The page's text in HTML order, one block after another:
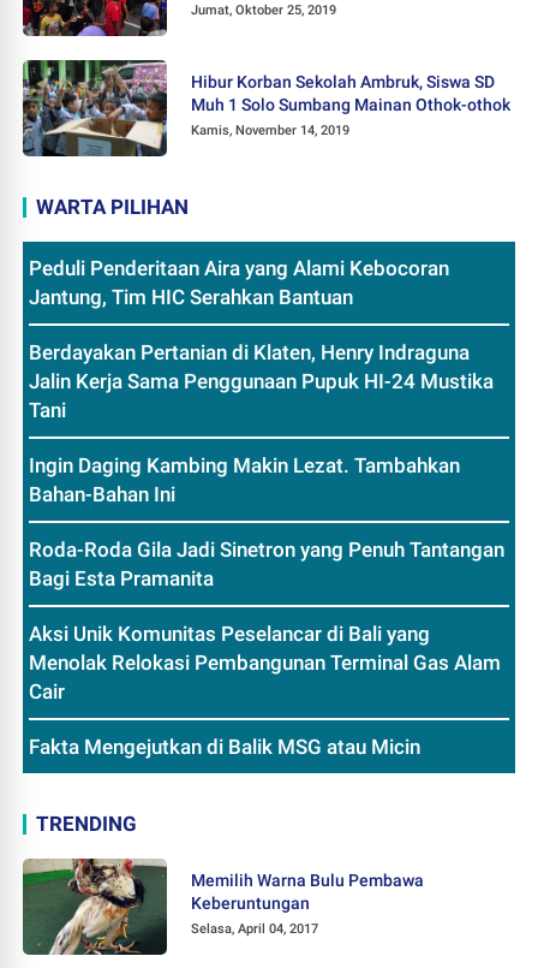
Jumat, Oktober 25, 2019
Hibur Korban Sekolah Ambruk, Siswa SD
Muh 1 Solo Sumbang Mainan Othok-othok
Kamis, November 14, 2019
WARTA PILIHAN
Peduli Penderitaan Aira yang Alami Kebocoran
Jantung, Tim HIC Serahkan Bantuan
Berdayakan Pertanian di Klaten, Henry Indraguna
Jalin Kerja Sama Penggunaan Pupuk HI-24 Mustika
Tani
Ingin Daging Kambing Makin Lezat. Tambahkan
Bahan-Bahan Ini
Roda-Roda Gila Jadi Sinetron yang Penuh Tantangan
Bagi Esta Pramanita
Aksi Unik Komunitas Peselancar di Bali yang
Menolak Relokasi Pembangunan Terminal Gas Alam
Cair
Fakta Mengejutkan di Balik MSG atau Micin
TRENDING
Memilih Warna Bulu Pembawa
Keberuntungan
Selasa, April 04, 2017